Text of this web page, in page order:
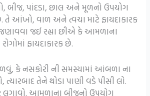
બીજ, પાંદડા, છાલ અને મૂળનો ઉપયોગ
આંખો, વાળ અને ત્વચા માટે ફાયદાકારક
જઈ રહ્યા છીએ કે આમળાના
ફાયદાકારક છે.
કે નસકોરી ની સમસ્યામાં આંબળા ના
ત્યારબાદ તેને થોડા પાણી વડે પીસી લો.
આમળાના બીજનો ઉપયોગ